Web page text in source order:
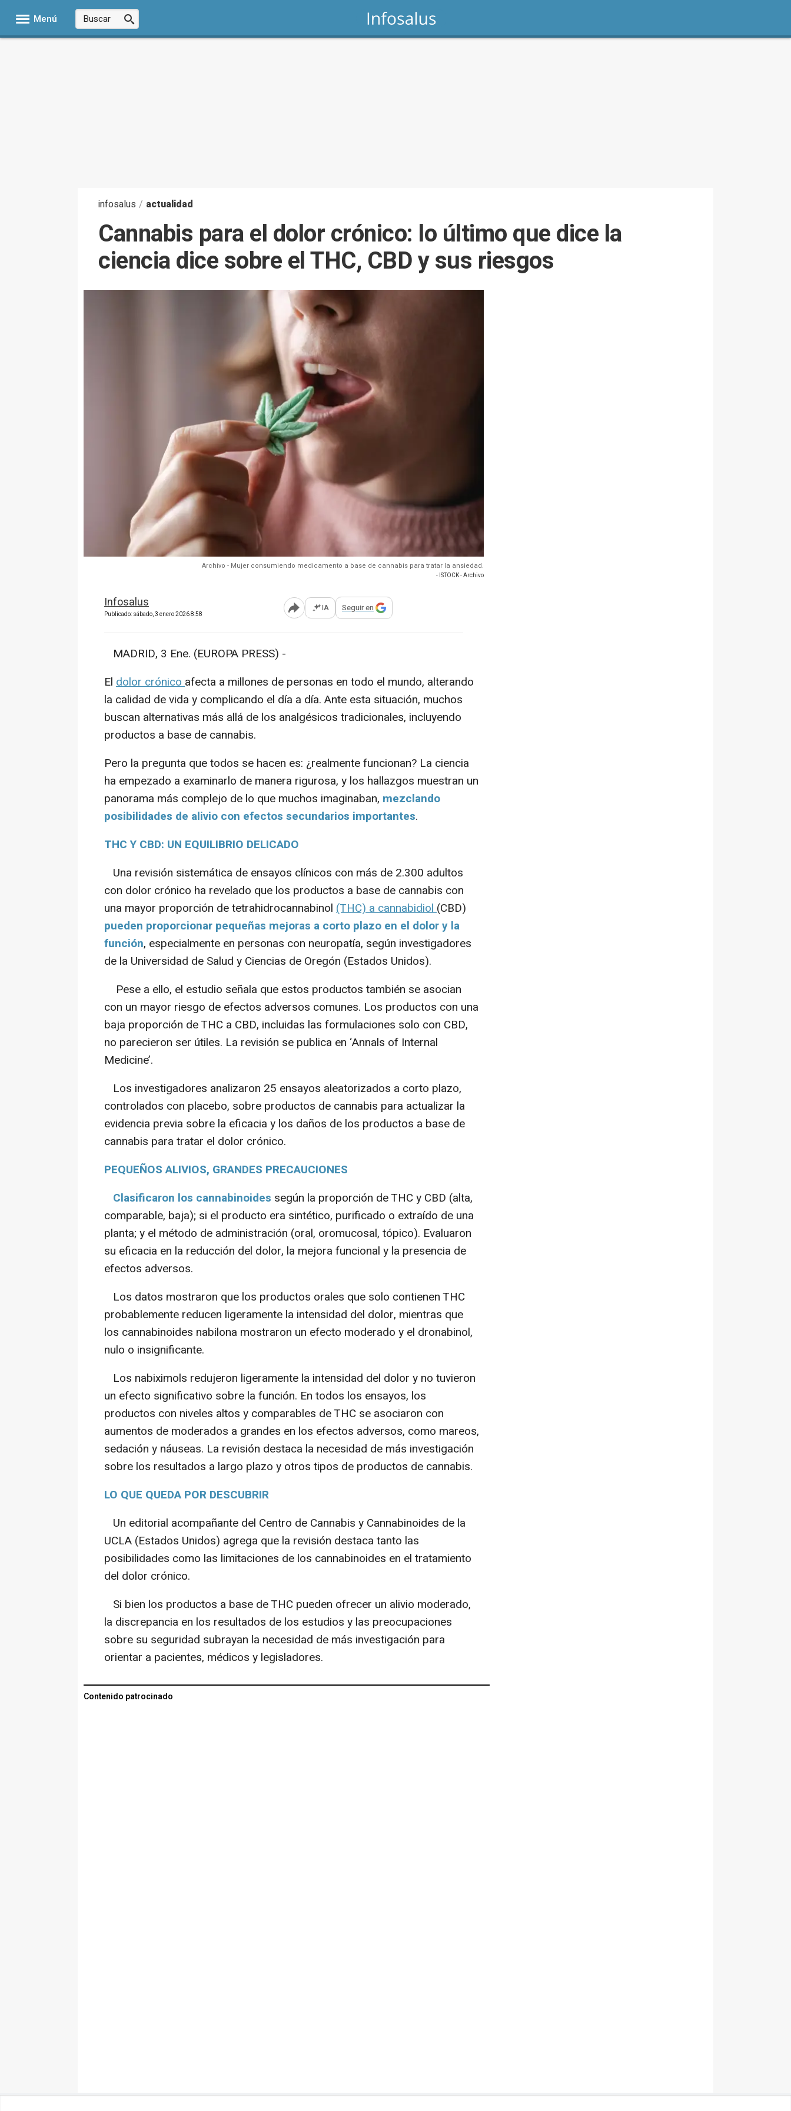
Menú
infosalus / actualidad
Cannabis para el dolor crónico: lo último que dice la
ciencia dice sobre el THC, CBD y sus riesgos
Archivo - Mujer consumiendo medicamento a base de cannabis para tratar la ansiedad.
- ISTOCK - Archivo
Infosalus
Publicado: sábado, 3 enero 2026 8:58 Abrir opciones para compartir
IA Seguir en
MADRID, 3 Ene. (EUROPA PRESS) -
El dolor crónicoafecta a millones de personas en todo el mundo, alterando
la calidad de vida y complicando el día a día. Ante esta situación, muchos
buscan alternativas más allá de los analgésicos tradicionales, incluyendo
productos a base de cannabis.
Pero la pregunta que todos se hacen es: ¿realmente funcionan? La ciencia
ha empezado a examinarlo de manera rigurosa, y los hallazgos muestran un
panorama más complejo de lo que muchos imaginaban, mezclando
posibilidades de alivio con efectos secundarios importantes.
THC Y CBD: UN EQUILIBRIO DELICADO
Una revisión sistemática de ensayos clínicos con más de 2.300 adultos
con dolor crónico ha revelado que los productos a base de cannabis con
una mayor proporción de tetrahidrocannabinol (THC) a cannabidiol(CBD)
pueden proporcionar pequeñas mejoras a corto plazo en el dolor y la
función, especialmente en personas con neuropatía, según investigadores
de la Universidad de Salud y Ciencias de Oregón (Estados Unidos).
Pese a ello, el estudio señala que estos productos también se asocian
con un mayor riesgo de efectos adversos comunes. Los productos con una
baja proporción de THC a CBD, incluidas las formulaciones solo con CBD,
no parecieron ser útiles. La revisión se publica en ‘Annals of Internal
Medicine’.
Los investigadores analizaron 25 ensayos aleatorizados a corto plazo,
controlados con placebo, sobre productos de cannabis para actualizar la
evidencia previa sobre la eficacia y los daños de los productos a base de
cannabis para tratar el dolor crónico.
PEQUEÑOS ALIVIOS, GRANDES PRECAUCIONES
Clasificaron los cannabinoides según la proporción de THC y CBD (alta,
comparable, baja); si el producto era sintético, purificado o extraído de una
planta; y el método de administración (oral, oromucosal, tópico). Evaluaron
su eficacia en la reducción del dolor, la mejora funcional y la presencia de
efectos adversos.
Los datos mostraron que los productos orales que solo contienen THC
probablemente reducen ligeramente la intensidad del dolor, mientras que
los cannabinoides nabilona mostraron un efecto moderado y el dronabinol,
nulo o insignificante.
Los nabiximols redujeron ligeramente la intensidad del dolor y no tuvieron
un efecto significativo sobre la función. En todos los ensayos, los
productos con niveles altos y comparables de THC se asociaron con
aumentos de moderados a grandes en los efectos adversos, como mareos,
sedación y náuseas. La revisión destaca la necesidad de más investigación
sobre los resultados a largo plazo y otros tipos de productos de cannabis.
LO QUE QUEDA POR DESCUBRIR
Un editorial acompañante del Centro de Cannabis y Cannabinoides de la
UCLA (Estados Unidos) agrega que la revisión destaca tanto las
posibilidades como las limitaciones de los cannabinoides en el tratamiento
del dolor crónico.
Si bien los productos a base de THC pueden ofrecer un alivio moderado,
la discrepancia en los resultados de los estudios y las preocupaciones
sobre su seguridad subrayan la necesidad de más investigación para
orientar a pacientes, médicos y legisladores.
Contenido patrocinado